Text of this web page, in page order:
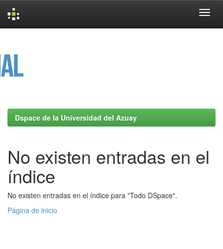
Dspace de la Universidad del Azuay
No existen entradas en el
índice
No existen entradas en el índice para "Todo DSpace".
Página de inicio